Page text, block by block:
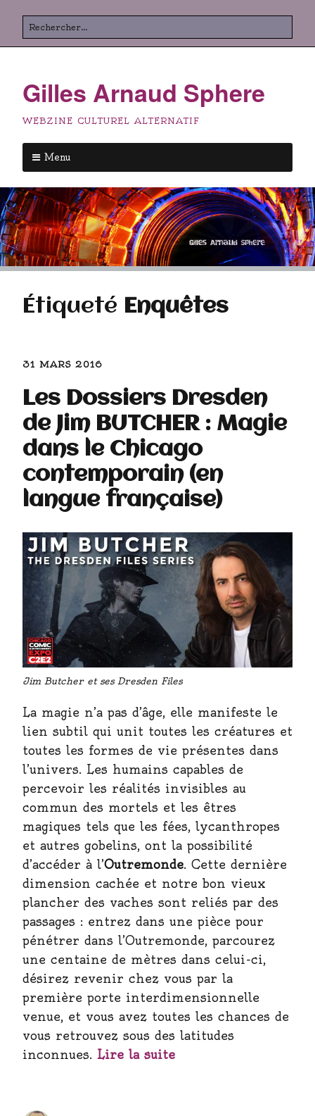
au
contenu
Rechercher
Gilles Arnaud Sphere
WEBZINE CULTUREL ALTERNATIF
Menu
au
contenu
principal
Étiqueté Enquêtes
31 MARS 2016
Les Dossiers Dresden
de Jim BUTCHER : Magie
dans le Chicago
contemporain (en
langue française)
Jim Butcher et ses Dresden Files
La magie n’a pas d’âge, elle manifeste le
lien subtil qui unit toutes les créatures et
toutes les formes de vie présentes dans
l’univers. Les humains capables de
percevoir les réalités invisibles au
commun des mortels et les êtres
magiques tels que les fées, lycanthropes
et autres gobelins, ont la possibilité
d’accéder à l’Outremonde. Cette dernière
dimension cachée et notre bon vieux
plancher des vaches sont reliés par des
passages : entrez dans une pièce pour
pénétrer dans l’Outremonde, parcourez
une centaine de mètres dans celui-ci,
désirez revenir chez vous par la
première porte interdimensionnelle
venue, et vous avez toutes les chances de
vous retrouvez sous des latitudes
inconnues. Lire la suite